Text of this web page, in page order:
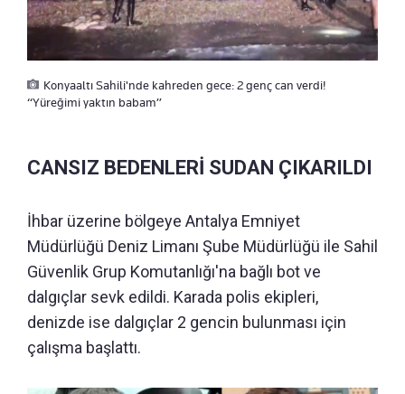
Konyaaltı Sahili'nde kahreden gece: 2 genç can verdi!
“Yüreğimi yaktın babam”
CANSIZ BEDENLERİ SUDAN ÇIKARILDI
İhbar üzerine bölgeye Antalya Emniyet
Müdürlüğü Deniz Limanı Şube Müdürlüğü ile Sahil
Güvenlik Grup Komutanlığı'na bağlı bot ve
dalgıçlar sevk edildi. Karada polis ekipleri,
denizde ise dalgıçlar 2 gencin bulunması için
çalışma başlattı.